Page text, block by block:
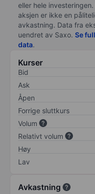
eller hele
aksjen er ikke en
avkastning. Data fra
uendret av Saxo. Se
data.
Kurser
Bid
Ask
Åpen
Forrige sluttkurs
Volum
Relativt volum
Høy
Lav
Avkastning